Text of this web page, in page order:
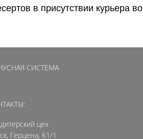
в присутствии курьера во
СИСТЕМА
цех
Герцена, 61/1